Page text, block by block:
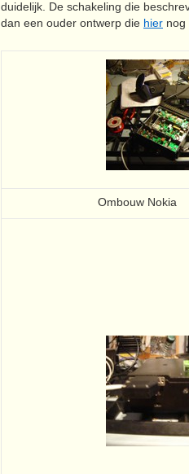
duidelijk. De schakeling die
dan een ouder ontwerp die hier nog
Ombouw Nokia